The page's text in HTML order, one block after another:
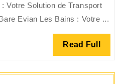
à
la
Bains
Votre Solution de Transport
Evian Les Bains : Votre ...
Read Full Read
Full